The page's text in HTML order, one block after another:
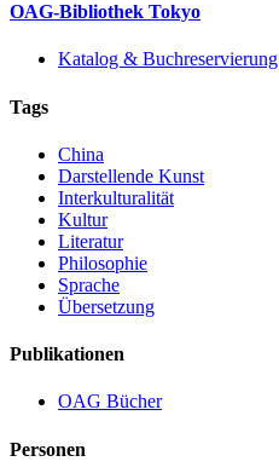
OAG-Bibliothek Tokyo
Katalog & Buchreservierung
Tags
China
Darstellende Kunst
Interkulturalität
Kultur
Literatur
Philosophie
Sprache
Übersetzung
Publikationen
OAG Bücher
Personen